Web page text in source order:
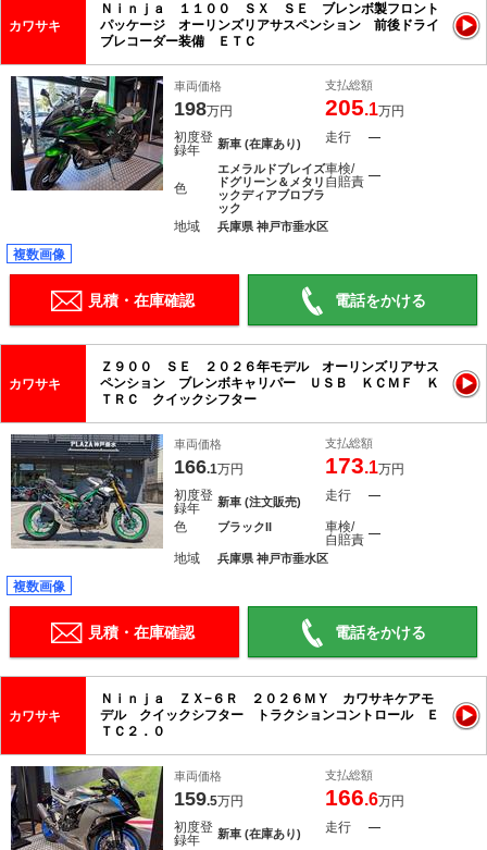
カワサキ
Ｎｉｎｊａ １１００ ＳＸ ＳＥ ブレンボ製フロント
パッケージ オーリンズリアサスペンション 前後ドライ
ブレコーダー装備 ＥＴＣ
車両価格
198万円
支払総額
205.1万円
初度登
録年
新車 (在庫あり) 走行 ―
色
エメラルドブレイズ
ドグリーン＆メタリ
ックディアブロブラ
ック
車検/
自賠責 ―
地域 兵庫県 神戸市垂水区
複数画像
見積・在庫確認 電話をかける
カワサキ
Ｚ９００ ＳＥ ２０２６年モデル オーリンズリアサス
ペンション ブレンボキャリパー ＵＳＢ ＫＣＭＦ Ｋ
ＴＲＣ クイックシフター
車両価格
166.1万円
支払総額
173.1万円
初度登
録年
新車 (注文販売) 走行 ―
色 ブラックII
車検/
自賠責 ―
地域 兵庫県 神戸市垂水区
複数画像
見積・在庫確認 電話をかける
カワサキ
Ｎｉｎｊａ ＺＸ−６Ｒ ２０２６ＭＹ カワサキケアモ
デル クイックシフター トラクションコントロール Ｅ
ＴＣ２．０
車両価格
159.5万円
支払総額
166.6万円
初度登
録年
新車 (在庫あり) 走行 ―